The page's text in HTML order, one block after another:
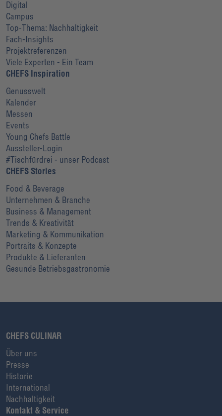
Digital
Campus
Top-Thema: Nachhaltigkeit
Fach-Insights
Projektreferenzen
Viele Experten - Ein Team
CHEFS Inspiration
Genusswelt
Kalender
Messen
Events
Young Chefs Battle
Aussteller-Login
#Tischfürdrei - unser Podcast
CHEFS Stories
Food & Beverage
Unternehmen & Branche
Business & Management
Trends & Kreativität
Marketing & Kommunikation
Portraits & Konzepte
Produkte & Lieferanten
Gesunde Betriebsgastronomie
CHEFS CULINAR
Über uns
Presse
Historie
International
Nachhaltigkeit
Kontakt & Service